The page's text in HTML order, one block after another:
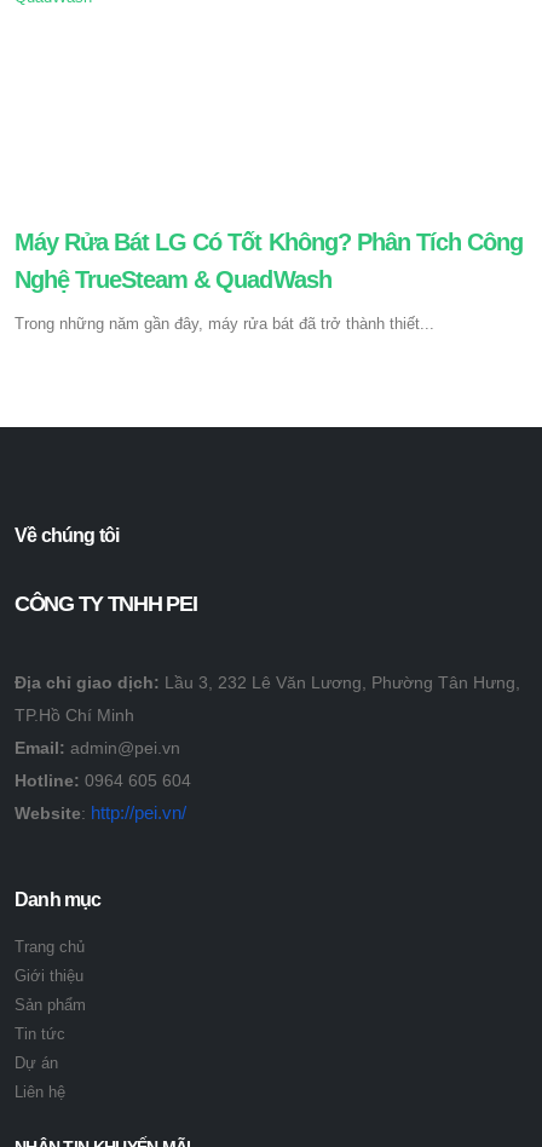
Máy Rửa Bát LG Có Tốt Không? Phân Tích Công
Nghệ TrueSteam & QuadWash
Trong những năm gần đây, máy rửa bát đã trở thành thiết...
Về chúng tôi
CÔNG TY TNHH PEI
Địa chỉ giao dịch: Lầu 3, 232 Lê Văn Lương, Phường Tân Hưng,
TP.Hồ Chí Minh
Email: admin@pei.vn
Hotline: 0964 605 604
Website: http://pei.vn/
Danh mục
Trang chủ
Giới thiệu
Sản phẩm
Tin tức
Dự án
Liên hệ